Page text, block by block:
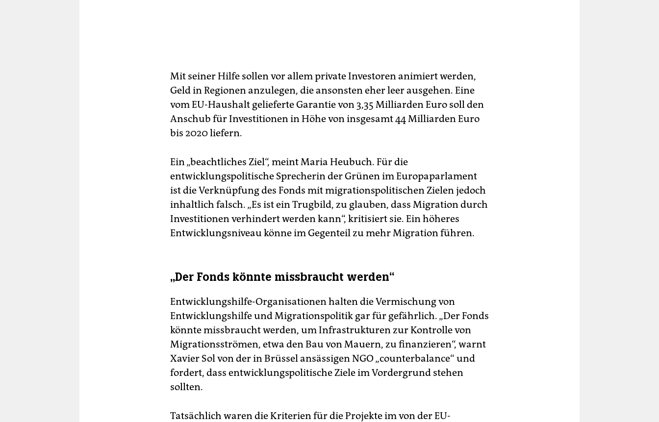
Mit seiner Hilfe sollen vor allem private Investoren animiert werden,
Geld in Regionen anzulegen, die ansonsten eher leer ausgehen. Eine
vom EU-Haushalt gelieferte Garantie von 3,35 Milliarden Euro soll den
Anschub für Investitionen in Höhe von insgesamt 44 Milliarden Euro
bis 2020 liefern.
Ein „beachtliches Ziel“, meint Maria Heubuch. Für die
entwicklungspolitische Sprecherin der Grünen im Europaparlament
ist die Verknüpfung des Fonds mit migrationspolitischen Zielen jedoch
inhaltlich falsch. „Es ist ein Trugbild, zu glauben, dass Migration durch
Investitionen verhindert werden kann“, kritisiert sie. Ein höheres
Entwicklungsniveau könne im Gegenteil zu mehr Migration führen.
„Der Fonds könnte missbraucht werden“
Entwicklungshilfe-Organisationen halten die Vermischung von
Entwicklungshilfe und Migrationspolitik gar für gefährlich. „Der Fonds
könnte missbraucht werden, um Infrastrukturen zur Kontrolle von
Migrationsströmen, etwa den Bau von Mauern, zu finanzieren“, warnt
Xavier Sol von der in Brüssel ansässigen NGO „counterbalance“ und
fordert, dass entwicklungspolitische Ziele im Vordergrund stehen
sollten.
Tatsächlich waren die Kriterien für die Projekte im von der EU-